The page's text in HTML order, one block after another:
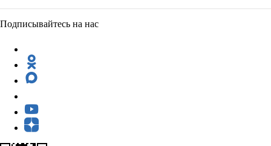
Подписывайтесь на нас